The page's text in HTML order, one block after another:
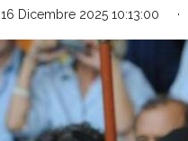
16 Dicembre 2025 10:13:00